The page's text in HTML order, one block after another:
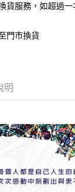
並確認金額後，即可
將收到繳費通知簡訊。
14天內，點擊此簡訊
方式進行付款，方視
取消欲退款等相關疑
有限公司提供之「
圍內提供個人資料，
限公司。
宜，請瀏覽以下網址：
先徵得法定代理人或
含以上)免運費
貨服務，如超過一
門市換貨
明